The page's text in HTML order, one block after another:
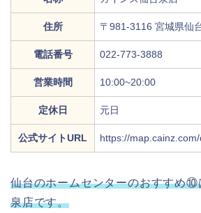
住所 〒981-3116 宮城県仙
電話番号 022-773-3888
営業時間 10:00~20:00
定休日 元日
公式サイトURL https://
仙台のホームセンターのおすすめ⑩
泉店です。